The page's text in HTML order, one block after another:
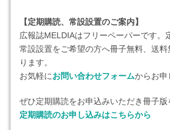
【定期購読、常設設置のご案内】
広報誌MELDIAはフリーペーパーです。
常設設置をご希望の方へ冊子無料、送
ります。
お気軽にお問い合わせフォームからお申
ぜひ定期購読をお申込みいただき冊子
定期購読のお申し込みはこちらから